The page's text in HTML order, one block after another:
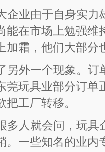
企业由于自身实力
能在市场上勉强维
加霜，他们大部分
另外一个现象。订
莞玩具业部分订单
把工厂转移。
多人就会问，玩具
。一些知名的业内